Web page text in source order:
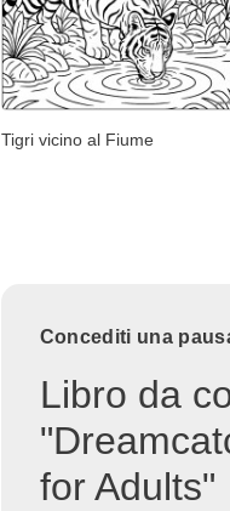
Tigri vicino al Fiume
Concediti una
Libro da
for Adults"